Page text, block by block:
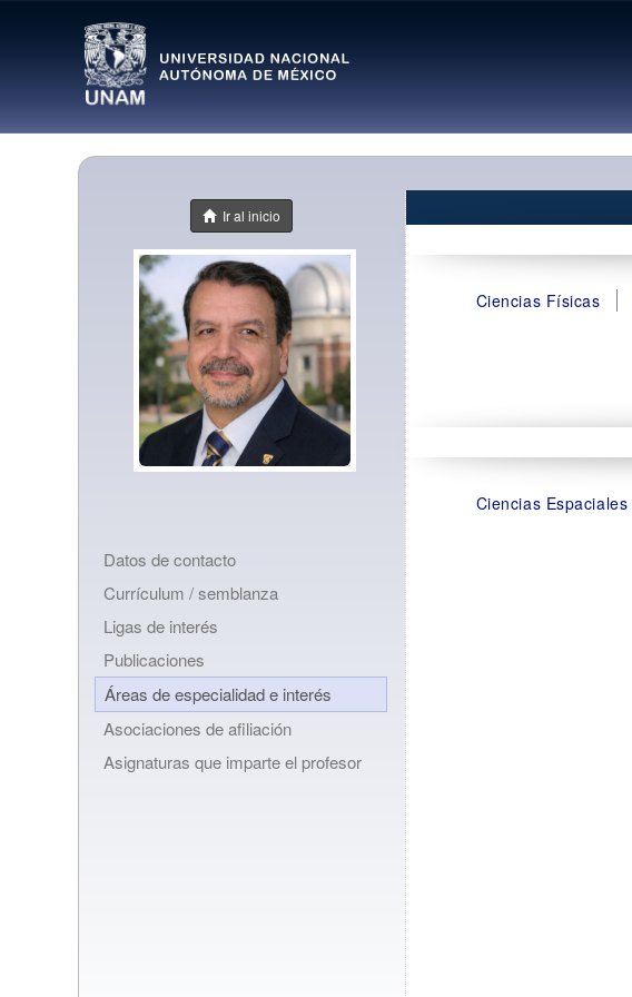
Ir al inicio
Datos de contacto
Currículum / semblanza
Ligas de interés
Publicaciones
Áreas de especialidad e interés
Asociaciones de afiliación
Asignaturas que imparte el profesor
Ciencias Físicas
Ciencias Espaciales